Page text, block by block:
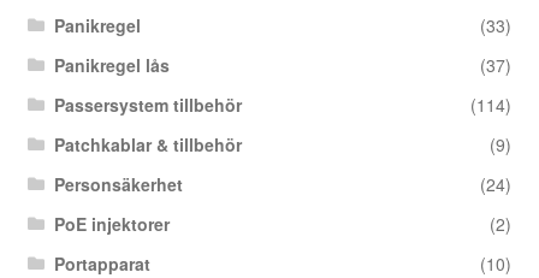
Panikregel
(33)
Panikregel lås
(37)
Passersystem tillbehör
(114)
Patchkablar & tillbehör
(9)
Personsäkerhet
(24)
PoE injektorer
(2)
Portapparat
(10)